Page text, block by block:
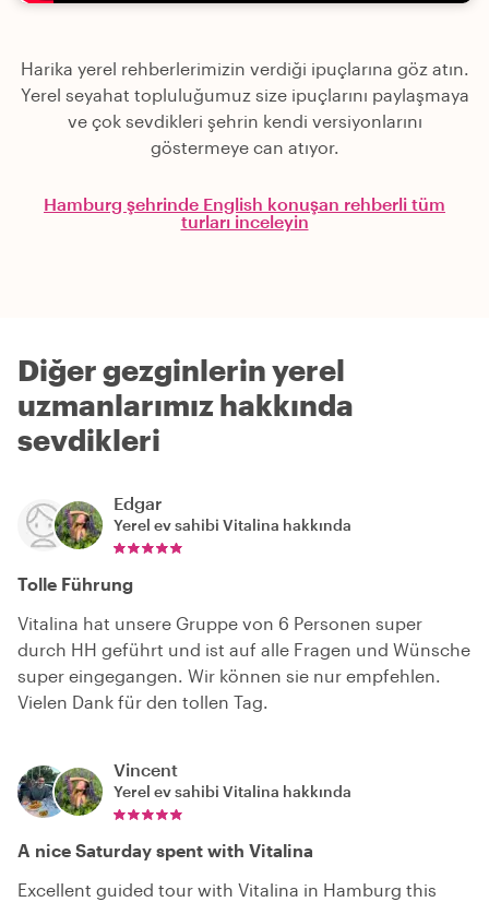
Harika yerel rehberlerimizin verdiği ipuçlarına göz atın.
Yerel seyahat topluluğumuz size ipuçlarını paylaşmaya
ve çok sevdikleri şehrin kendi versiyonlarını
göstermeye can atıyor.
Hamburg şehrinde English konuşan rehberli tüm
turları inceleyin
Diğer gezginlerin yerel
uzmanlarımız hakkında
sevdikleri
Edgar
Yerel ev sahibi Vitalina hakkında
Tolle Führung
Vitalina hat unsere Gruppe von 6 Personen super
durch HH geführt und ist auf alle Fragen und Wünsche
super eingegangen. Wir können sie nur empfehlen.
Vielen Dank für den tollen Tag.
Vincent
Yerel ev sahibi Vitalina hakkında
A nice Saturday spent with Vitalina
Excellent guided tour with Vitalina in Hamburg this